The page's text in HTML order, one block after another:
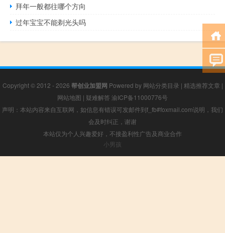
拜年一般都往哪个方向
过年宝宝不能剃光头吗
Copyright © 2012 - 2026 帮创业加盟网 Powered by 网站分类目录 | 精选推荐文章 |
网站地图 | 疑难解答 渝ICP备11000776号
声明：本站内容来自互联网，如信息有错误可发邮件到f_fb#foxmail.com说明，我们
会及时纠正，谢谢
本站仅为个人兴趣爱好，不接盈利性广告及商业合作
小男孩